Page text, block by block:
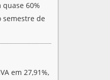
60%
de
em 27,91%,